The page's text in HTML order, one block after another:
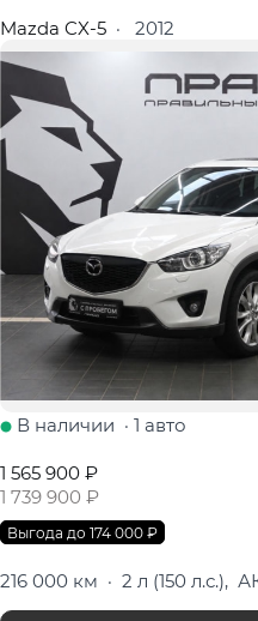
Mazda CX-5 · 2012
В наличии · 1 авто
1 565 900 ₽
1 739 900 ₽
Выгода до 174 000 ₽
216 000 км · 2 л (150 л.с.),